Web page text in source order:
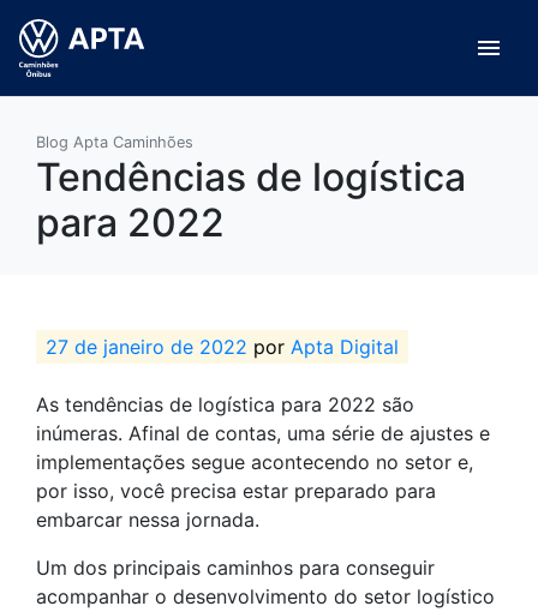
menu
Blog Apta Caminhões
Tendências de logística
para 2022
27 de janeiro de 2022 por Apta Digital
As tendências de logística para 2022 são
inúmeras. Afinal de contas, uma série de ajustes e
implementações segue acontecendo no setor e,
por isso, você precisa estar preparado para
embarcar nessa jornada.
Um dos principais caminhos para conseguir
acompanhar o desenvolvimento do setor logístico